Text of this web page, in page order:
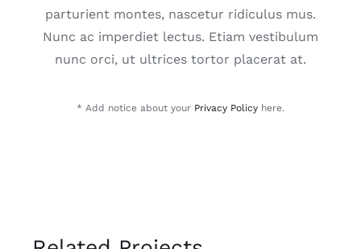
parturient montes, nascetur ridiculus mus.
Nunc ac imperdiet lectus. Etiam vestibulum
nunc orci, ut ultrices tortor placerat at.
* Add notice about your Privacy Policy here.